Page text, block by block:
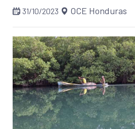
31/10/2023 OCE Honduras